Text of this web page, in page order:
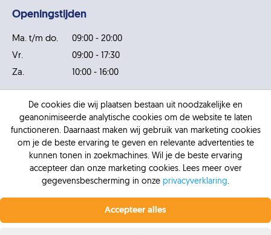
Openingstijden
Ma. t/m do.
09:00 - 20:00
Vr.
09:00 - 17:30
Za.
10:00 - 16:00
Veelgestelde vragen
Hoeveel kan ik lenen?
Wanneer kan je geen lening aanvragen?
Wat is een persoonlijke lening?
Wat is een consumptief krediet?
Wat is boetevrij aflossen?
Bekijk alleveelgestelde vragen.
De cookies die wij plaatsen bestaan uit noodzakelijke en
geanonimiseerde analytische cookies om de website te laten
functioneren. Daarnaast maken wij gebruik van marketing cookies
om je de beste ervaring te geven en relevante advertenties te
kunnen tonen in zoekmachines. Wil je de beste ervaring
accepteer dan onze marketing cookies. Lees meer over
gegevensbescherming in onze privacyverklaring.
Accepteer alles
Profiteer nu van de laagste rente.Vanaf 6,4% vaste
rente bij Krediet.nl